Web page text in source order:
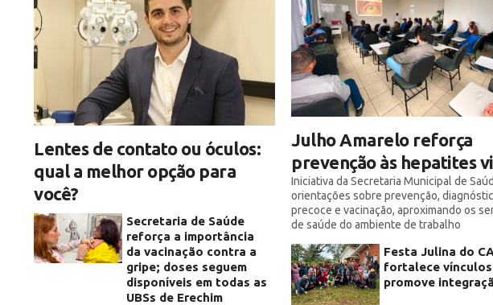
Lentes de contato ou óculos:
qual a melhor opção para
você?
Secretaria de Saúde
reforça a importância
da vacinação contra a
gripe; doses seguem
disponíveis em todas as
UBSs de Erechim
Julho Amarelo reforça
prevenção às hepatites
Iniciativa da Secretaria Municipal de
orientações sobre prevenção,
precoce e vacinação, aproximando os
de saúde do ambiente de trabalho
Festa Julina do
fortalece
promove